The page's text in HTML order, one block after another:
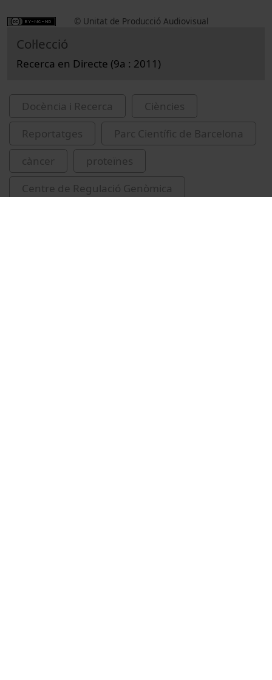
© Unitat de Producció Audiovisual
Col·lecció
Recerca en Directe (9a : 2011)
Docència i Recerca
Ciències
Reportatges
Parc Científic de Barcelona
càncer
proteïnes
Centre de Regulació Genòmica